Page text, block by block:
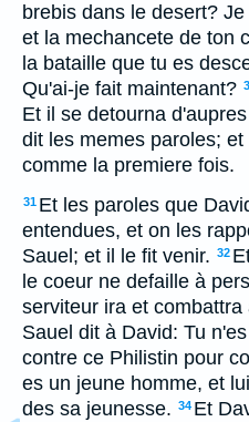
brebis dans le desert?
et la mechancete de ton
la bataille que tu es
Qu'ai-je fait maintenant?
Et il se detourna
dit les memes paroles;
comme la premiere fois.
31 Et les paroles que
entendues, et on les
Sauel; et il le fit venir. 32
le coeur ne defaille à
serviteur ira et combattra
Sauel dit à David: Tu
contre ce Philistin pour
es un jeune homme, et
des sa jeunesse. 34 Et